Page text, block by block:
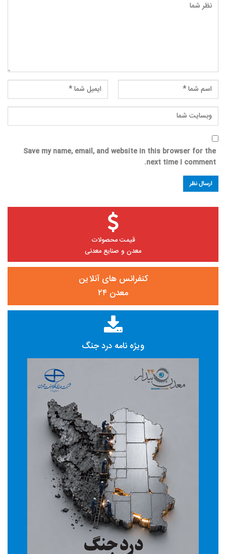
Save my name, email, and website in this browser for the
next time I comment.
قیمت محصولات
معدن و صنایع معدنی
کنفرانس های آنلاین
معدن ۲۴
ویژه نامه درد جنگ